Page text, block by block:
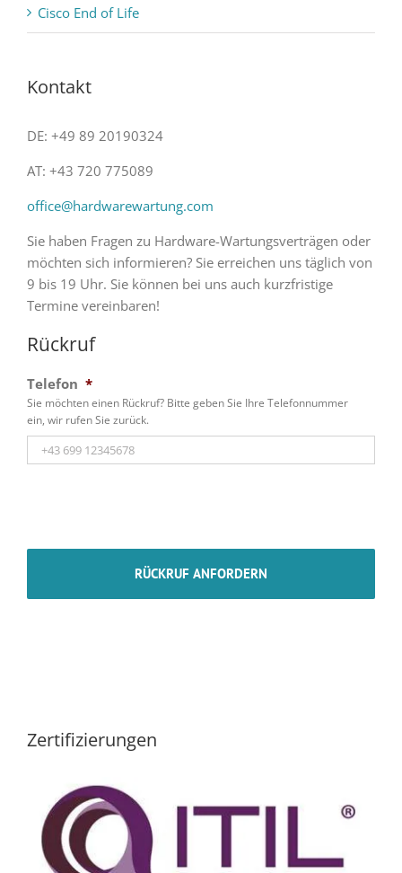
Cisco End of Life
Kontakt
DE: +49 89 20190324
AT: +43 720 775089
office@hardwarewartung.com
Sie haben Fragen zu Hardware-Wartungsverträgen oder
möchten sich informieren? Sie erreichen uns täglich von
9 bis 19 Uhr. Sie können bei uns auch kurzfristige
Termine vereinbaren!
Rückruf
Telefon *
Sie möchten einen Rückruf? Bitte geben Sie Ihre Telefonnummer
ein, wir rufen Sie zurück.
Zertifizierungen